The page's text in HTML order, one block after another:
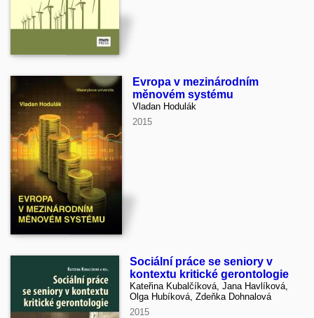
Evropa v mezinárodním
měnovém systému
Vladan Hodulák
2015
Sociální práce se seniory v
kontextu kritické gerontologie
Kateřina Kubalčíková, Jana Havlíková,
Olga Hubíková, Zdeňka Dohnalová
2015